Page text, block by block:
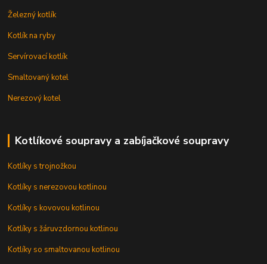
Železný kotlík
Kotlík na ryby
Servírovací kotlík
Smaltovaný kotel
Nerezový kotel
Kotlíkové soupravy a zabíjačkové soupravy
Kotlíky s trojnožkou
Kotlíky s nerezovou kotlinou
Kotlíky s kovovou kotlinou
Kotlíky s žáruvzdornou kotlinou
Kotlíky so smaltovanou kotlinou